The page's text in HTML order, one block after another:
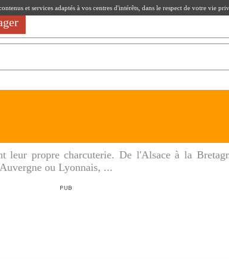
leur propre charcuterie. De l'Alsace à la
ou Lyonnais, ...
et services adaptés à vos centres d'intérêts, dans le respect de votre vie